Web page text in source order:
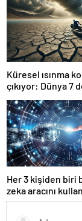
Küresel ısınma
çıkıyor: Dünya 7
ısınabilir
Her 3 kişiden biri
zeka aracını